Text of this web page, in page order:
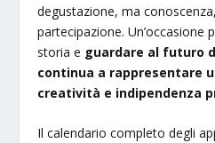
degustazione, ma
partecipazione. Un’occasione
storia e guardare al futuro
continua a rappresentare
creatività e indipendenza
Il calendario completo degli